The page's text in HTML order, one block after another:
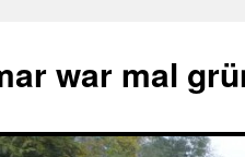
war mal